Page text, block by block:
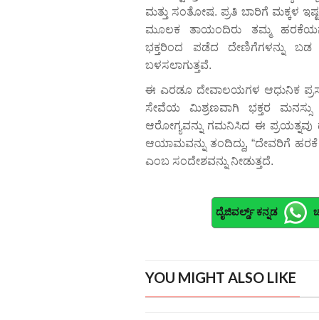
ಮತ್ತು ಸಂತೋಷ. ಪ್ರತಿ ಬಾರಿಗೆ ಮಕ್ಕಳ
ಮೂಲಕ ತಾಯಂದಿರು ತಮ್ಮ
ಭಕ್ತರಿಂದ ಪಡೆದ ದೇಣಿಗೆಗಳನ್ನು
ಬಳಸಲಾಗುತ್ತವೆ.
ಈ ಎರಡೂ ದೇವಾಲಯಗಳ ಆಧುನಿಕ
ಸೇವೆಯ ಮಿಶ್ರಣವಾಗಿ ಭಕ್ತರ
ಆರೋಗ್ಯವನ್ನು ಗಮನಿಸಿದ ಈ
ಆಯಾಮವನ್ನು ತಂದಿದ್ದು, “ದೇವರಿಗೆ
ಎಂಬ ಸಂದೇಶವನ್ನು ನೀಡುತ್ತದೆ.
ದೈಜಿವರ್ಲ್ಡ್ ಕನ್ನಡ
YOU MIGHT ALSO LIKE